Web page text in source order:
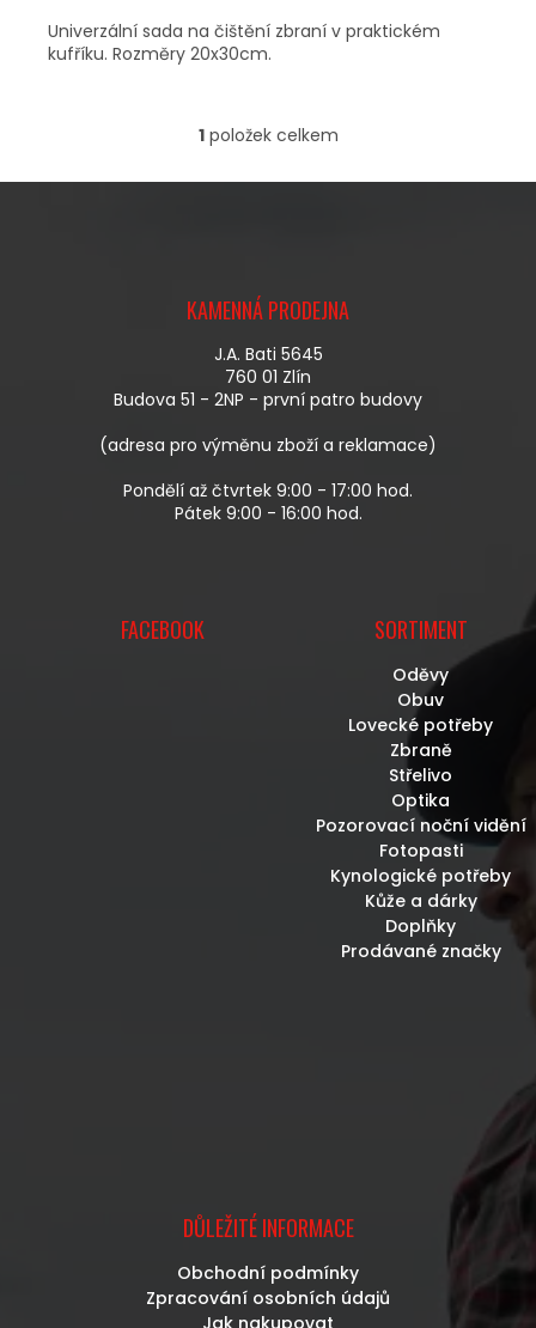
Univerzální sada na čištění zbraní v praktickém
kufříku. Rozměry 20x30cm.
O
L
Í
P
R
V
K
V
P
I
1položek celkem
KAMENNÁ PRODEJNA
J.A. Bati 5645
760 01 Zlín
Budova 51 - 2NP - první patro budovy
(adresa pro výměnu zboží a reklamace)
Pondělí až čtvrtek 9:00 - 17:00 hod.
Pátek 9:00 - 16:00 hod.
FACEBOOK SORTIMENT
Oděvy
Obuv
Lovecké potřeby
Zbraně
Střelivo
Optika
Pozorovací noční vidění
Fotopasti
Kynologické potřeby
Kůže a dárky
Doplňky
Prodávané značky
DŮLEŽITÉ INFORMACE
Obchodní podmínky
Zpracování osobních údajů